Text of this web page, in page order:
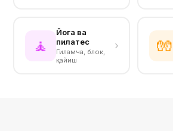
🧘
Йога ва
пилатес
Гиламча, блок,
қайиш
› 🧤